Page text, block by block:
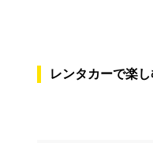
レンタカーで楽